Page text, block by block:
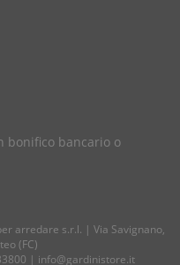
bonifico bancario o
arredare s.r.l. | Via Savignano,
(FC)
| info@gardinistore.it